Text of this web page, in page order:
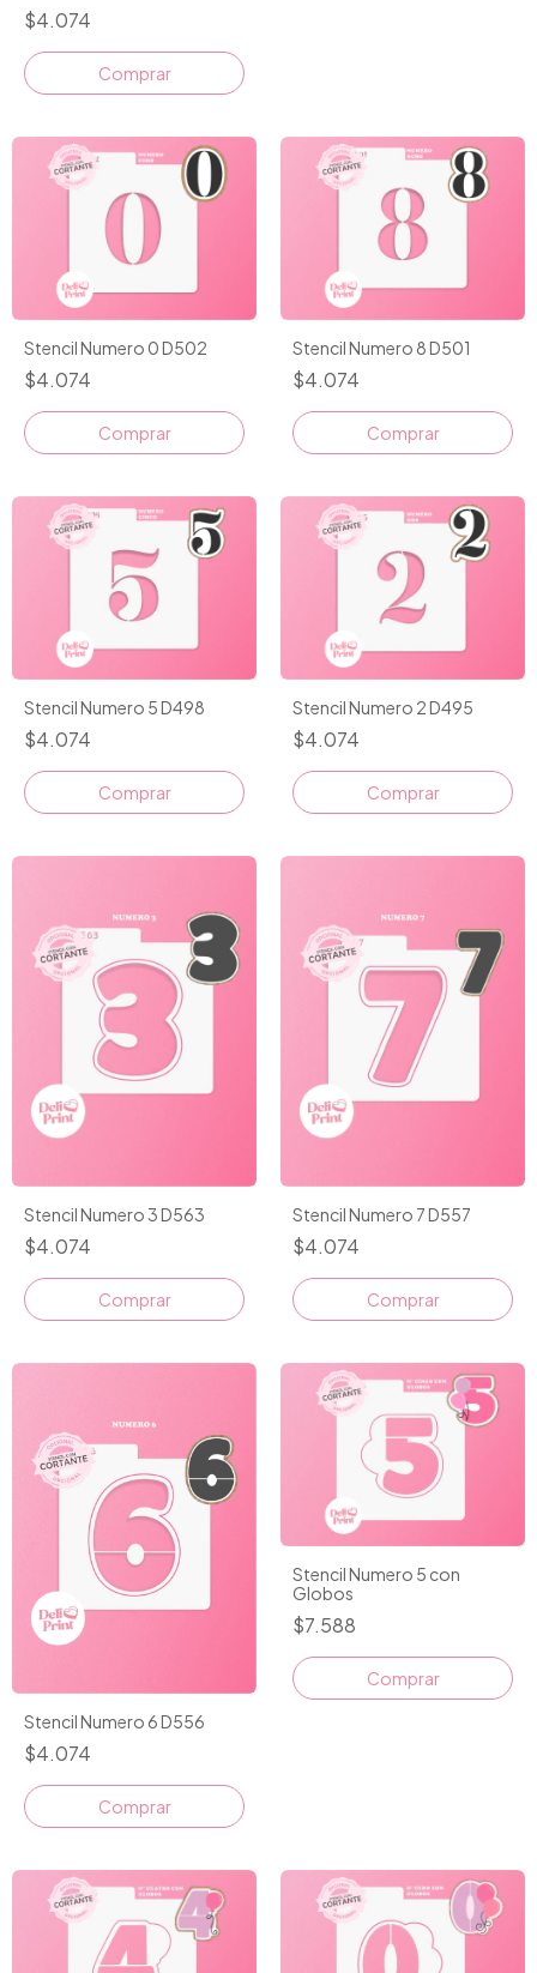
$4.074
Comprar
Stencil Numero 0 D502
$4.074
Comprar
Stencil Numero 8 D501
$4.074
Comprar
Stencil Numero 5 D498
$4.074
Comprar
Stencil Numero 2 D495
$4.074
Comprar
Stencil Numero 3 D563
$4.074
Comprar
Stencil Numero 7 D557
$4.074
Comprar
Stencil Numero 6 D556
$4.074
Comprar
Stencil Numero 5 con
Globos
$7.588
Comprar